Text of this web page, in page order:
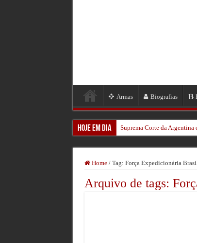
Armas Biografias
Hoje em Dia Suprema Corte da Argentina
Um Herói Encontrado: A
Home / Tag: Força Expedicionária
Arquivo de tags: